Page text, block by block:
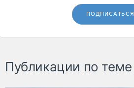
ПОДПИСАТЬСЯ
Публикации по теме